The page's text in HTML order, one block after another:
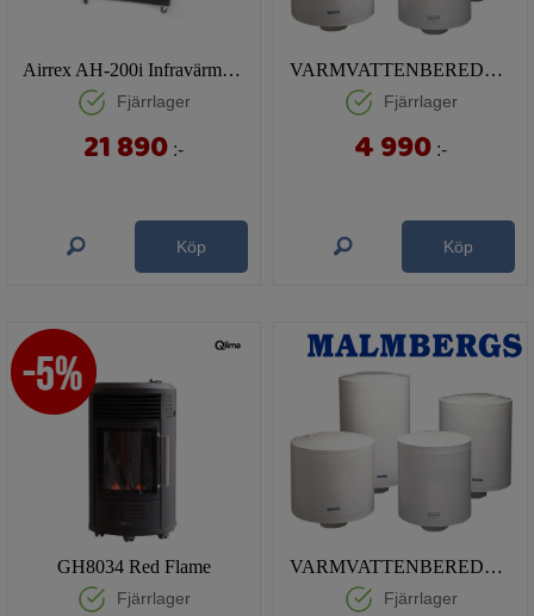
Airrex AH-200i Infravärmare (Wi-Fi)
Fjärrlager
21 890 :-
Köp
VARMVATTENBEREDARE HAJDU 50 L
Fjärrlager
4 990 :-
Köp
GH8034 Red Flame
Fjärrlager
VARMVATTENBEREDARE HAJDU 30 L
Fjärrlager